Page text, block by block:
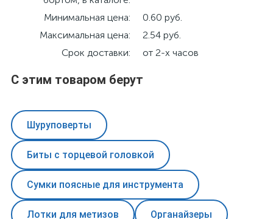
Минимальная цена:
0.60 руб.
Максимальная цена:
2.54 руб.
Срок доставки:
от 2-х часов
С этим товаром берут
Шуруповерты
Биты с торцевой головкой
Сумки поясные для инструмента
Лотки для метизов Органайзеры